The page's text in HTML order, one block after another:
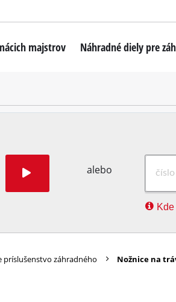
majstrov Náhradné diely pre
Akumulátorové
Elektrické kosačky
Akumulátorové
Elektrické strunové
Benzínové strunové
Akumulátorové kosy
alebo
príslušenstvo záhradného Nožnice na